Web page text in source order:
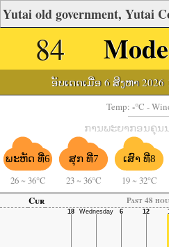
84
ອັບເດດເມື່ອ 6 ສິງຫາ 2026
Temp: -°C -
ການພະຍາກອນຄຸນ
ພະຫັດ ທີ່6
26 ~ 36°C
ສຸກ ທີ່7
23 ~ 36°C
ເສົາ ທີ່8
19 ~ 32°C
Cur
Past 48